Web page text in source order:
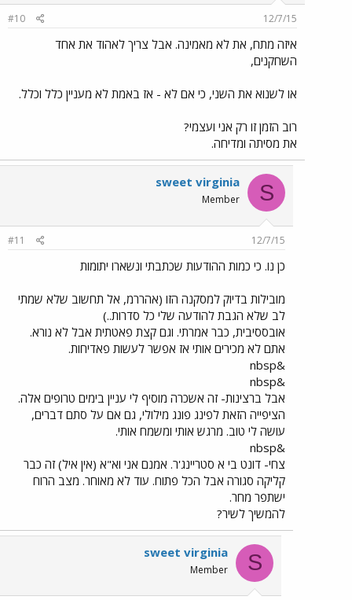
12/7/15
#10
איזה מתח, את לא מאמינה. אבל צריך לאהוד את אחד
השחקנים,
או לשנוא את השני, כי אם לא - אז באמת לא מעניין כלל וכלל.
רוב הזמן זו רק אני ועצמי?
את מסיתה ומדיחה.
S
sweet virginia
Member
12/7/15
#11
כן נו. כי כמות ההודעות שכתבתי ונשארו יתומות
מובילות בדיוק למסקנה הזו (אהררמ, אל תחשוב שלא שמתי
לב שלא הגבת להודעה שלי כל סדרות..)
אובססיבית, כבר אמרתי. וגם קצת פאטתית אבל לא נורא.
אתם לא מכירים אותי אז אפשר לעשות פאדיחות.
&nbsp
&nbsp
אבל ברצינות- זה אשכרה מוסיף לי עניין בימים טרופים אלה.
הציפייה הזאת לפינג פונג מילולי, גם אם על סתם דברים,
עושה לי טוב. מרגש אותי ומשמח אותי.
&nbsp
צחי- דונט בי א סטריינג'ר. אמנם אני וא"א (אין איל) זה כבר
קליקה סגורה אבל הכל פתוח. עוד לא מאוחר. מצב הרוח
ישתפר מחר.
להמשיך לשיר?
S
sweet virginia
Member